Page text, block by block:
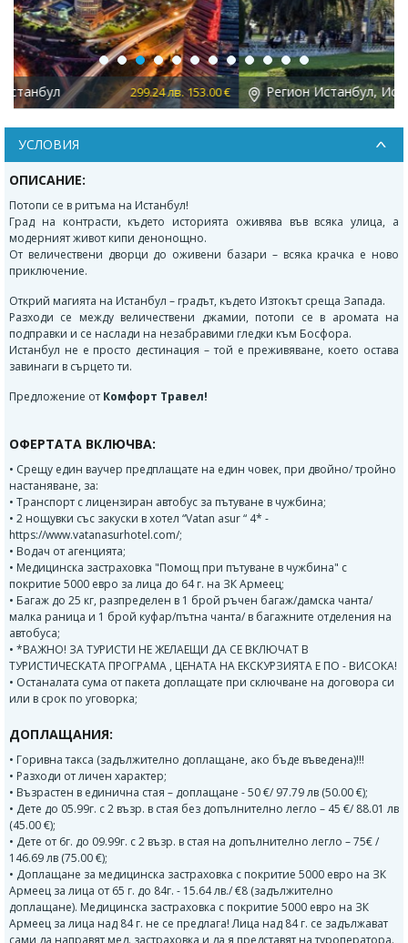
Регион Истанбул, Истанбул 212.99 лв. 108.90 €
Previous Next
УСЛОВИЯ
ОПИСАНИЕ:
Потопи се в ритъма на Истанбул!
Град на контрасти, където историята оживява във всяка улица, а
модерният живот кипи денонощно.
От величествени дворци до оживени базари – всяка крачка е ново
приключение.
Открий магията на Истанбул – градът, където Изтокът среща Запада.
Разходи се между величествени джамии, потопи се в аромата на
подправки и се наслади на незабравими гледки към Босфора.
Истанбул не е просто дестинация – той е преживяване, което остава
завинаги в сърцето ти.
Предложение от Комфорт Травел!
ОФЕРТАТА ВКЛЮЧВА:
• Срещу един ваучер предплащате на един човек, при двойно/ тройно
настаняване, за:
• Tранспорт с лицензиран автобус за пътуване в чужбина;
• 2 нощувки със закуски в хотел “Vatan asur “ 4* -
https://www.vatanasurhotel.com/;
• Водач от агенцията;
• Медицинска застраховка "Помощ при пътуване в чужбина" с
покритие 5000 евро за лица до 64 г. на ЗК Армеец;
• Багаж до 25 кг, разпределен в 1 брой ръчен багаж/дамска чанта/
малка раница и 1 брой куфар/пътна чанта/ в багажните отделения на
автобуса;
• *ВАЖНО! ЗА ТУРИСТИ НЕ ЖЕЛАЕЩИ ДА СЕ ВКЛЮЧАТ В
ТУРИСТИЧЕСКАТА ПРОГРАМА , ЦЕНАТА НА ЕКСКУРЗИЯТА Е ПО - ВИСОКА!
• Останалата сума от пакета доплащате при сключване на договора си
или в срок по уговорка;
ДОПЛАЩАНИЯ:
• Горивна такса (задължително доплащане, ако бъде въведена)!!!
• Разходи от личен характер;
• Възрастен в единична стая – доплащане - 50 €/ 97.79 лв (50.00 €);
• Дете до 05.99г. с 2 възр. в стая без допълнително легло – 45 €/ 88.01 лв
(45.00 €);
• Дете от 6г. до 09.99г. с 2 възр. в стая на допълнително легло – 75€ /
146.69 лв (75.00 €);
• Доплащане за медицинска застраховка с покритие 5000 евро на ЗК
Армеец за лица от 65 г. до 84г. - 15.64 лв./ €8 (задължително
доплащане). Медицинска застраховка с покритие 5000 евро на ЗК
Армеец за лица над 84 г. не се предлага! Лица над 84 г. се задължават
сами да направят мед. застраховка и да я представят на туроператора.